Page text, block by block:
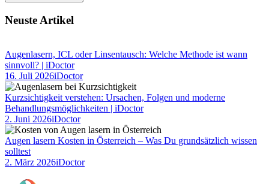
Neuste Artikel
Augenlasern, ICL oder Linsentausch: Welche Methode ist wann
sinnvoll? | iDoctor
16. Juli 2026iDoctor
Kurzsichtigkeit verstehen: Ursachen, Folgen und moderne
Behandlungsmöglichkeiten | iDoctor
2. Juni 2026iDoctor
Augen lasern Kosten in Österreich – Was Du grundsätzlich wissen
solltest
2. März 2026iDoctor